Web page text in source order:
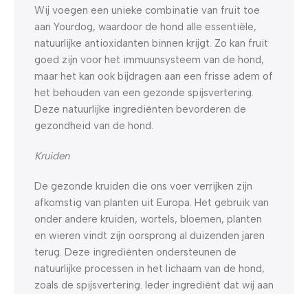
Wij voegen een unieke combinatie van fruit toe
aan Yourdog, waardoor de hond alle essentiële,
natuurlijke antioxidanten binnen krijgt. Zo kan fruit
goed zijn voor het immuunsysteem van de hond,
maar het kan ook bijdragen aan een frisse adem of
het behouden van een gezonde spijsvertering.
Deze natuurlijke ingrediënten bevorderen de
gezondheid van de hond.
Kruiden
De gezonde kruiden die ons voer verrijken zijn
afkomstig van planten uit Europa. Het gebruik van
onder andere kruiden, wortels, bloemen, planten
en wieren vindt zijn oorsprong al duizenden jaren
terug. Deze ingrediënten ondersteunen de
natuurlijke processen in het lichaam van de hond,
zoals de spijsvertering. Ieder ingrediënt dat wij aan